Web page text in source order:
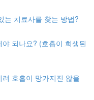
는 치료사를 찾는 방법?
되나요? (호흡이 희생된
호흡이 망가지진 않을